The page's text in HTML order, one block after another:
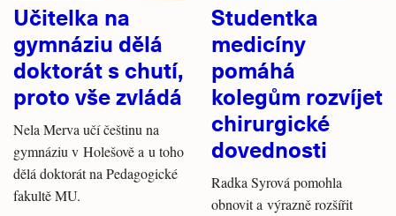
Učitelka na
gymnáziu dělá
doktorát s chutí,
proto vše zvládá
Nela Merva učí češtinu na
gymnáziu v Holešově a u toho
dělá doktorát na Pedagogické
fakultě MU.
Studentka
medicíny
pomáhá
kolegům rozvíjet
chirurgické
dovednosti
Radka Syrová pomohla
obnovit a výrazně rozšířit